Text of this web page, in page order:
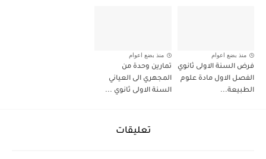
منذ بضع اعوام
فرض السنة الاولى ثانوي
الفصل الاول مادة علوم
الطبيعة...
منذ بضع اعوام
تمارين وحدة من
المجهري الى العياني
السنة الاولى ثانوي ...
تعليقات